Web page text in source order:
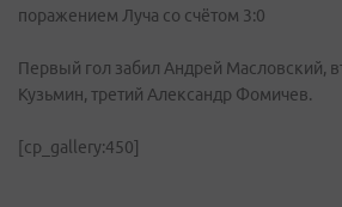
поражением Луча со счётом 3:0
Первый гол забил Андрей Масловский,
Кузьмин, третий Александр Фомичев.
[cp_gallery:450]